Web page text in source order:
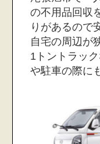
の不用品回収
りがあるので
自宅の周辺が
1トントラッ
や駐車の際に